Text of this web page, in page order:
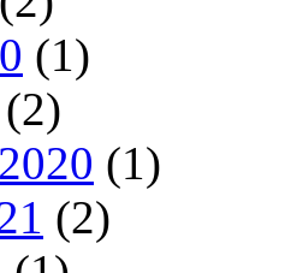
(1)
(2)
(1)
(2)